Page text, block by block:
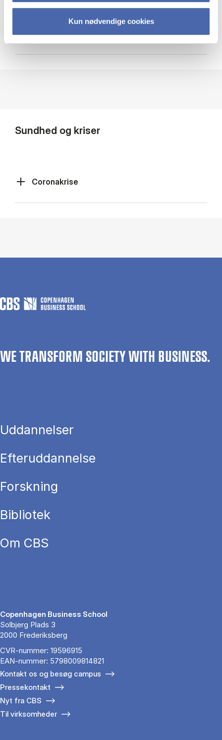
Kun nødvendige cookies
Cybersikkerhed
Sundhed og kriser
Coronakrise
WE TRANSFORM SOCIETY WITH BUSINESS.
Uddannelser
Efteruddannelse
Forskning
Bibliotek
Om CBS
Copenhagen Business School
Solbjerg Plads 3
2000 Frederiksberg
CVR-nummer: 19596915
EAN-nummer: 5798009814821
Kontakt os og besøg campus
Pressekontakt
Nyt fra CBS
Til virksomheder